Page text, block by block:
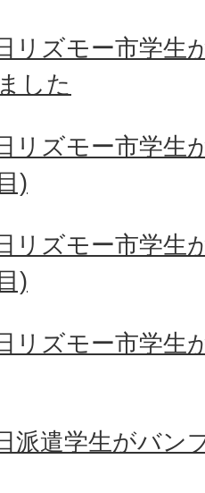
リズモー市学生
した
リズモー市学生
)
リズモー市学生
)
リズモー市学生
派遣学生がバン